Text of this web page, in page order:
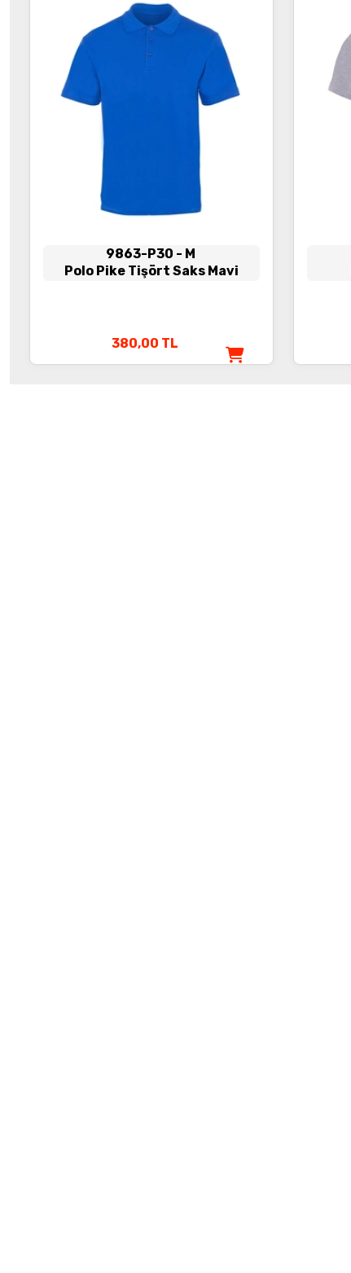
9863-P30 - M
Polo Pike Tişört Saks Mavi
380,00 TL